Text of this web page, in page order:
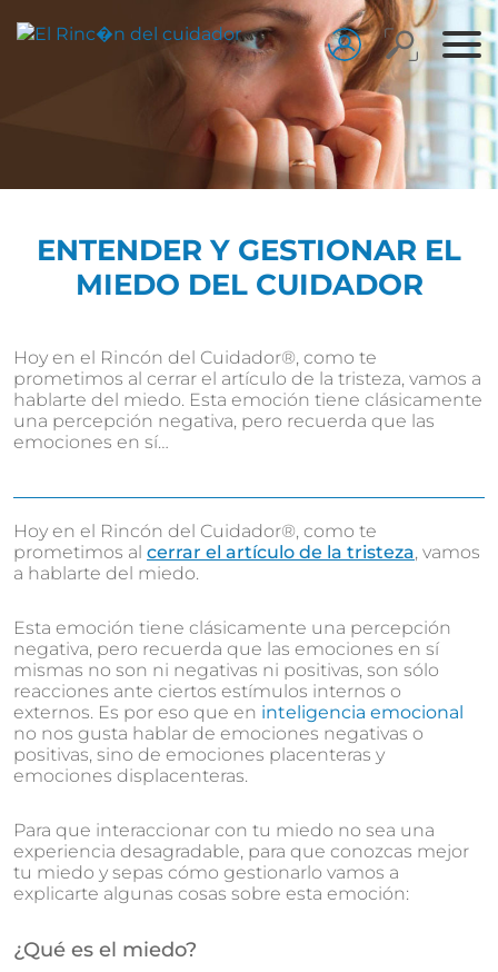
ENTENDER Y GESTIONAR EL
MIEDO DEL CUIDADOR
Hoy en el Rincón del Cuidador®, como te
prometimos al cerrar el artículo de la tristeza, vamos a
hablarte del miedo. Esta emoción tiene clásicamente
una percepción negativa, pero recuerda que las
emociones en sí…
Hoy en el Rincón del Cuidador®, como te
prometimos al cerrar el artículo de la tristeza, vamos
a hablarte del miedo.
Esta emoción tiene clásicamente una percepción
negativa, pero recuerda que las emociones en sí
mismas no son ni negativas ni positivas, son sólo
reacciones ante ciertos estímulos internos o
externos. Es por eso que en inteligencia emocional
no nos gusta hablar de emociones negativas o
positivas, sino de emociones placenteras y
emociones displacenteras.
Para que interaccionar con tu miedo no sea una
experiencia desagradable, para que conozcas mejor
tu miedo y sepas cómo gestionarlo vamos a
explicarte algunas cosas sobre esta emoción:
¿Qué es el miedo?